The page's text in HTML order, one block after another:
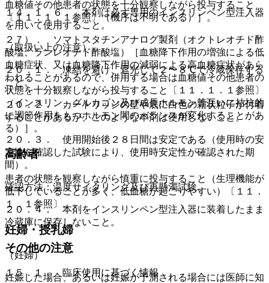
１４．１．６． 本剤は必ず専用のインスリンペン型注入器
を用いて使用すること。
（取扱い上の注意）
２０．１． 凍結を避け、遮光して２〜８℃で冷蔵保存する
こと。
２０．２． カートリッジの壁や底に白色の霜状粒子が付着
することがあるが、このような本剤は使用しないこと。
２０．３． 使用開始後２８日間は安定である（使用時の安
定性を確認した試験により、使用時安定性が確認された期
間）。
確認方法：温度サイクリング及び再懸濁試験。
２０．４． 本剤をインスリンペン型注入器に装着したまま
冷蔵庫に保存しないこと。
その他の注意
１５．１． 臨床使用に基づく情報
血糖値その他患者の状態を十分観察しながら投与すること
〔１１．１．１参照〕（機序は不明である）］。
２７）． ソマトスタチンアナログ製剤（オクトレオチド酢
酸塩、ランレオチド酢酸塩）［血糖降下作用の増強による低
血糖症状、又は血糖降下作用の減弱による高血糖症状があら
われることがあるので、併用する場合は血糖値その他患者の
状態を十分観察しながら投与すること〔１１．１．１参照〕
（インスリン、グルカゴン及び成長ホルモン等互いに拮抗的
に調節作用をもつホルモン間のバランスが変化することがあ
る）］。
高齢者
患者の状態を観察しながら慎重に投与すること（生理機能が
低下していることが多く、低血糖が起こりやすい）〔１１．
１．１参照〕。
妊婦・授乳婦
（妊婦）
妊娠した場合、あるいは妊娠が予測される場合には医師に知